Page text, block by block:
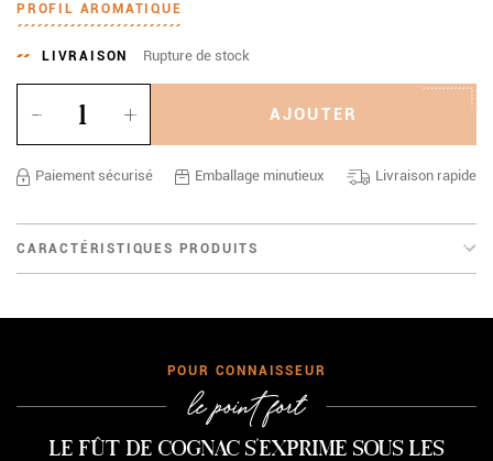
PROFIL AROMATIQUE
LIVRAISON Rupture de stock
AJOUTER
Paiement sécurisé Emballage minutieux Livraison rapide
CARACTÉRISTIQUES PRODUITS
le point fort
Le fût de cognac s'exprime sous les
CONNAISSEUR